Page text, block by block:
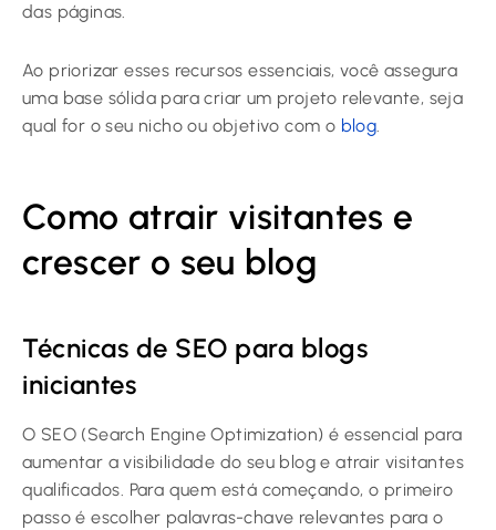
das páginas.
Ao priorizar esses recursos essenciais, você assegura
uma base sólida para criar um projeto relevante, seja
qual for o seu nicho ou objetivo com o blog.
Como atrair visitantes e
crescer o seu blog
Técnicas de SEO para blogs
iniciantes
O SEO (Search Engine Optimization) é essencial para
aumentar a visibilidade do seu blog e atrair visitantes
qualificados. Para quem está começando, o primeiro
passo é escolher palavras-chave relevantes para o